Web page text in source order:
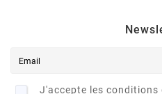
J'accepte les conditions